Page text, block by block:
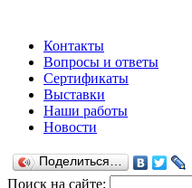
Контакты
Вопросы и ответы
Сертификаты
Выставки
Наши работы
Новости
Поделиться…
Поиск на сайте: